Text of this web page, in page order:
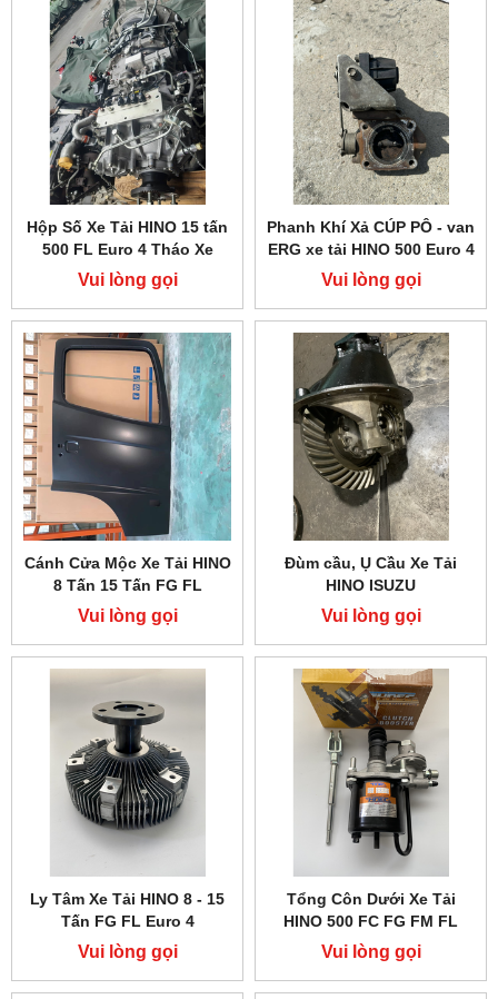
Hộp Số Xe Tải HINO 15 tấn
500 FL Euro 4 Tháo Xe
Vui lòng gọi
Phanh Khí Xả CÚP PÔ - van
ERG xe tải HINO 500 Euro 4
Vui lòng gọi
Cánh Cửa Mộc Xe Tải HINO
8 Tấn 15 Tấn FG FL
Vui lòng gọi
Đùm cầu, Ụ Cầu Xe Tải
HINO ISUZU
Vui lòng gọi
Ly Tâm Xe Tải HINO 8 - 15
Tấn FG FL Euro 4
Vui lòng gọi
Tổng Côn Dưới Xe Tải
HINO 500 FC FG FM FL
Vui lòng gọi